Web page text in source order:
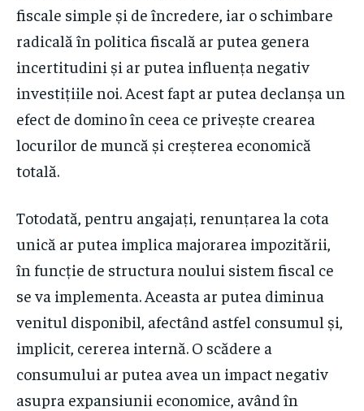
fiscale simple și de încredere, iar o schimbare
radicală în politica fiscală ar putea genera
incertitudini și ar putea influența negativ
investițiile noi. Acest fapt ar putea declanșa un
efect de domino în ceea ce privește crearea
locurilor de muncă și creșterea economică
totală.
Totodată, pentru angajați, renunțarea la cota
unică ar putea implica majorarea impozitării,
în funcție de structura noului sistem fiscal ce
se va implementa. Aceasta ar putea diminua
venitul disponibil, afectând astfel consumul și,
implicit, cererea internă. O scădere a
consumului ar putea avea un impact negativ
asupra expansiunii economice, având în